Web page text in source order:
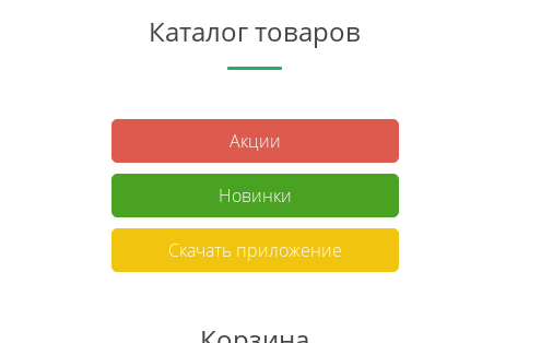
Каталог товаров
Акции
Новинки
Скачать приложение